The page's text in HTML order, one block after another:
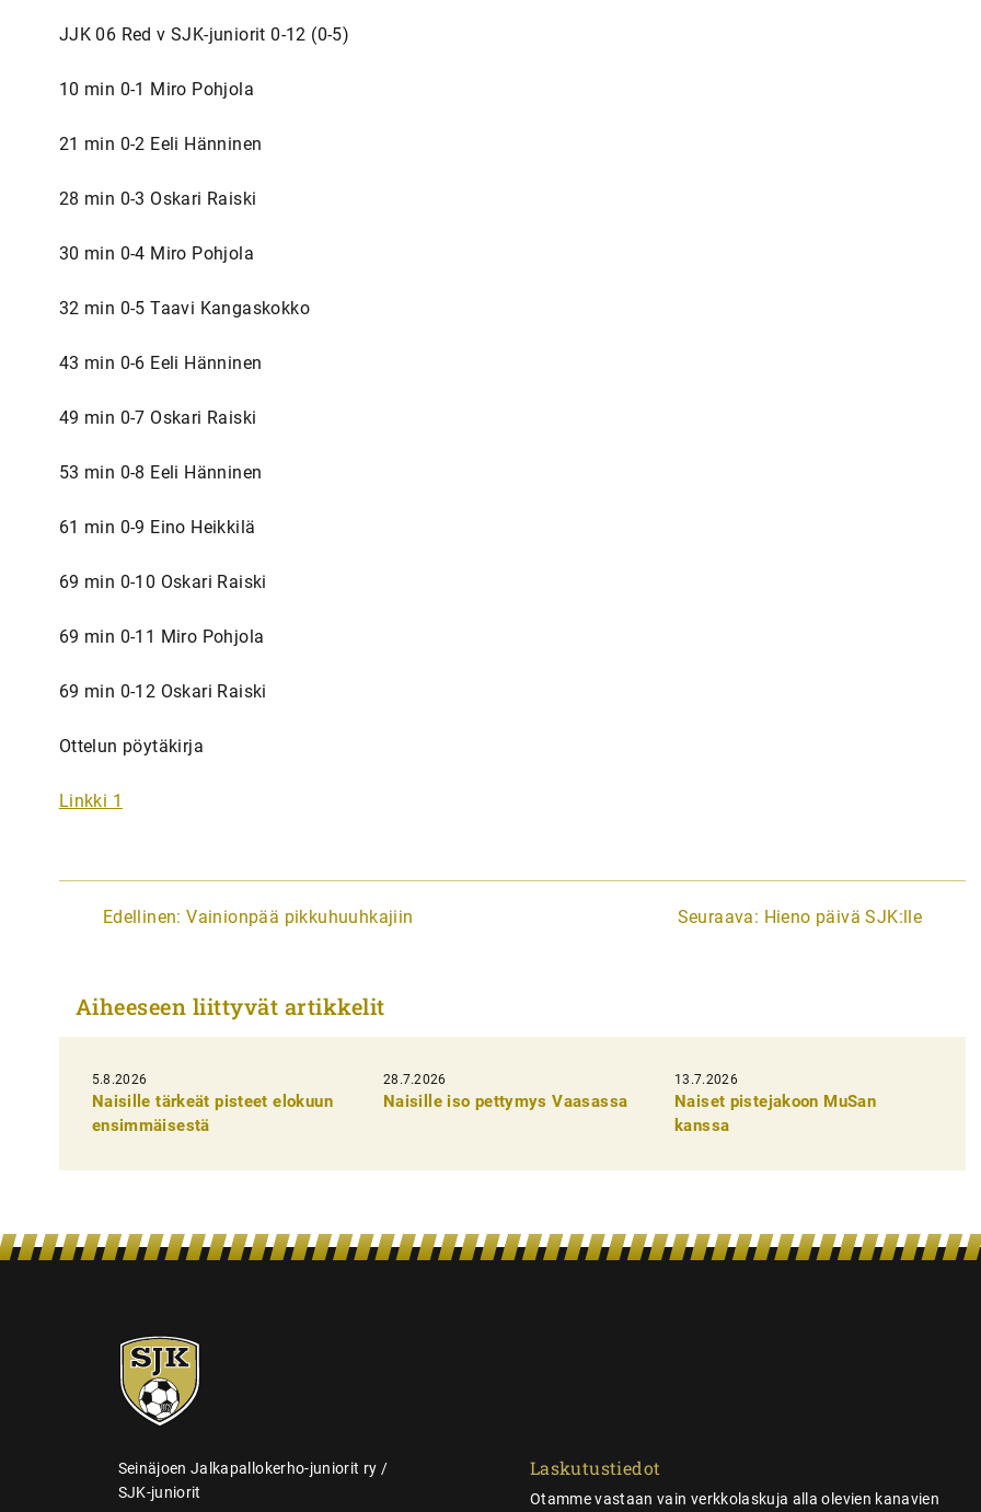
JJK 06 Red v SJK-juniorit 0-12 (0-5)
10 min 0-1 Miro Pohjola
21 min 0-2 Eeli Hänninen
28 min 0-3 Oskari Raiski
30 min 0-4 Miro Pohjola
32 min 0-5 Taavi Kangaskokko
43 min 0-6 Eeli Hänninen
49 min 0-7 Oskari Raiski
53 min 0-8 Eeli Hänninen
61 min 0-9 Eino Heikkilä
69 min 0-10 Oskari Raiski
69 min 0-11 Miro Pohjola
69 min 0-12 Oskari Raiski
Ottelun pöytäkirja
Linkki 1
A
i
k
e
n
Edellinen: Vainionpää pikkuhuuhkajiin Seuraava: Hieno päivä SJK:lle
Aiheeseen liittyvät artikkelit
5.8.2026
Naisille tärkeät pisteet elokuun
ensimmäisestä
28.7.2026
Naisille iso pettymys Vaasassa
13.7.2026
Naiset pistejakoon MuSan
kanssa
SJK-
juniorit
Seinäjoen Jalkapallokerho-juniorit ry /
SJK-juniorit
Laskutustiedot
Otamme vastaan vain verkkolaskuja alla olevien kanavien